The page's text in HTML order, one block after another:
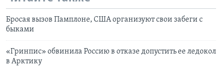
Бросая вызов Памплоне, США организуют свои забеги с
быками
«Гринпис» обвинила Россию в отказе допустить ее ледокол
в Арктику